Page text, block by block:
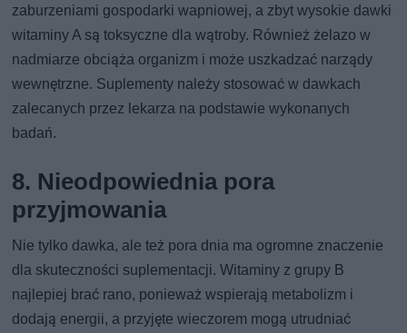
zaburzeniami gospodarki wapniowej, a zbyt wysokie dawki
witaminy A są toksyczne dla wątroby. Również żelazo w
nadmiarze obciąża organizm i może uszkadzać narządy
wewnętrzne. Suplementy należy stosować w dawkach
zalecanych przez lekarza na podstawie wykonanych
badań.
8. Nieodpowiednia pora
przyjmowania
Nie tylko dawka, ale też pora dnia ma ogromne znaczenie
dla skuteczności suplementacji. Witaminy z grupy B
najlepiej brać rano, ponieważ wspierają metabolizm i
dodają energii, a przyjęte wieczorem mogą utrudniać